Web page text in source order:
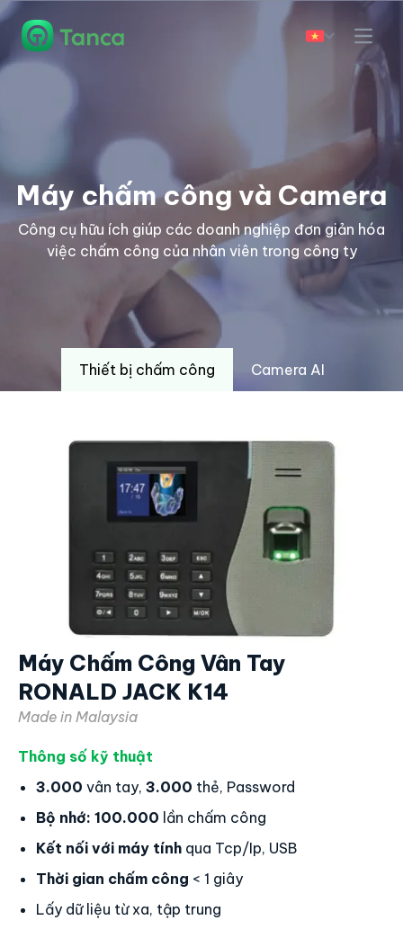
Máy chấm công và Camera
Công cụ hữu ích giúp các doanh nghiệp đơn giản hóa
việc chấm công của nhân viên trong công ty
Thiết bị chấm công Camera AI
Máy Chấm Công Vân Tay
RONALD JACK K14
Made in Malaysia
Thông số kỹ thuật
3.000 vân tay, 3.000 thẻ, Password
Bộ nhớ: 100.000 lần chấm công
Kết nối với máy tính qua Tcp/Ip, USB
Thời gian chấm công < 1 giây
Lấy dữ liệu từ xa, tập trung